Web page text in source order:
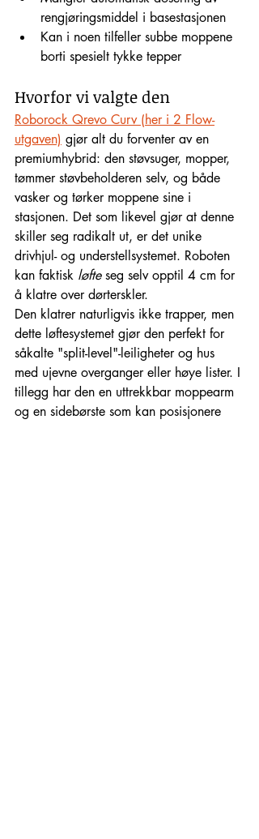
rengjøringsmiddel i basestasjonen
Kan i noen tilfeller subbe moppene
borti spesielt tykke tepper
Hvorfor vi valgte den
Roborock Qrevo Curv (her i 2 Flow-
utgaven) gjør alt du forventer av en
premiumhybrid: den støvsuger, mopper,
tømmer støvbeholderen selv, og både
vasker og tørker moppene sine i
stasjonen. Det som likevel gjør at denne
skiller seg radikalt ut, er det unike
drivhjul- og understellsystemet. Roboten
kan faktisk løfte seg selv opptil 4 cm for
å klatre over dørterskler.
Den klatrer naturligvis ikke trapper, men
dette løftesystemet gjør den perfekt for
såkalte "split-level"-leiligheter og hus
med ujevne overganger eller høye lister. I
tillegg har den en uttrekkbar moppearm
og en sidebørste som kan posisjonere